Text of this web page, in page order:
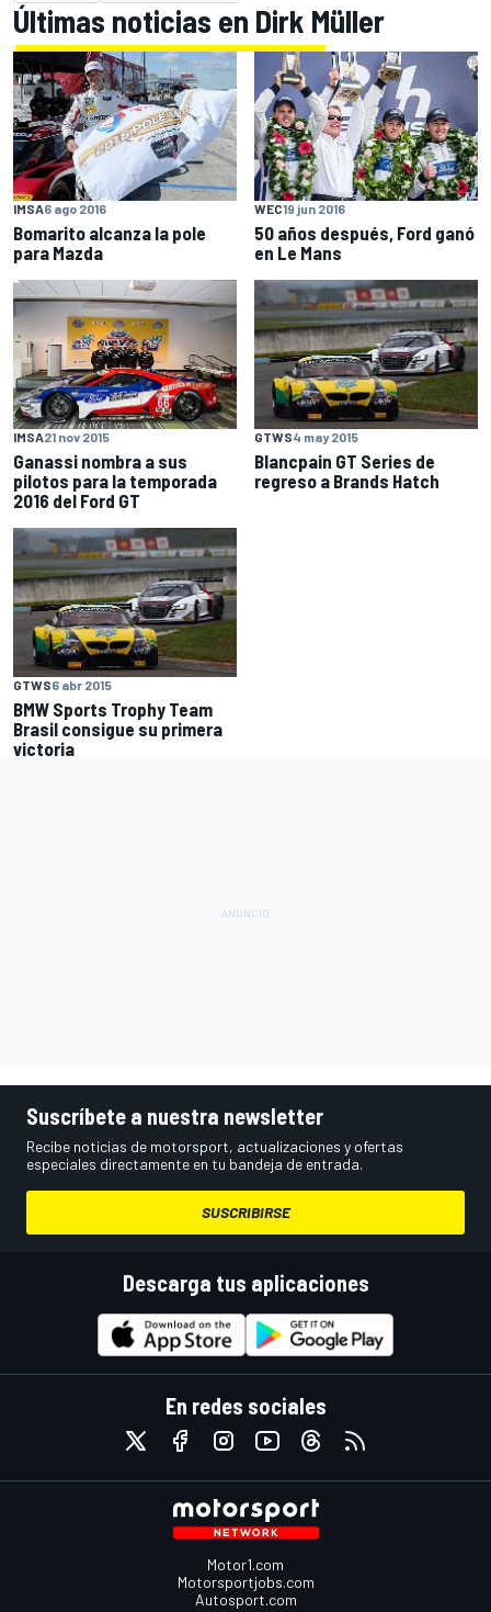
Últimas noticias en Dirk Müller
IMSA6 ago 2016
Bomarito alcanza la pole
para Mazda
WEC19 jun 2016
50 años después, Ford ganó
en Le Mans
IMSA21 nov 2015
Ganassi nombra a sus
pilotos para la temporada
2016 del Ford GT
GTWS4 may 2015
Blancpain GT Series de
regreso a Brands Hatch
GTWS6 abr 2015
BMW Sports Trophy Team
Brasil consigue su primera
victoria
Suscríbete a nuestra newsletter
Recibe noticias de motorsport, actualizaciones y ofertas
especiales directamente en tu bandeja de entrada.
SUSCRIBIRSE
Descarga tus aplicaciones
En redes sociales
Motor1.com
Motorsportjobs.com
Autosport.com